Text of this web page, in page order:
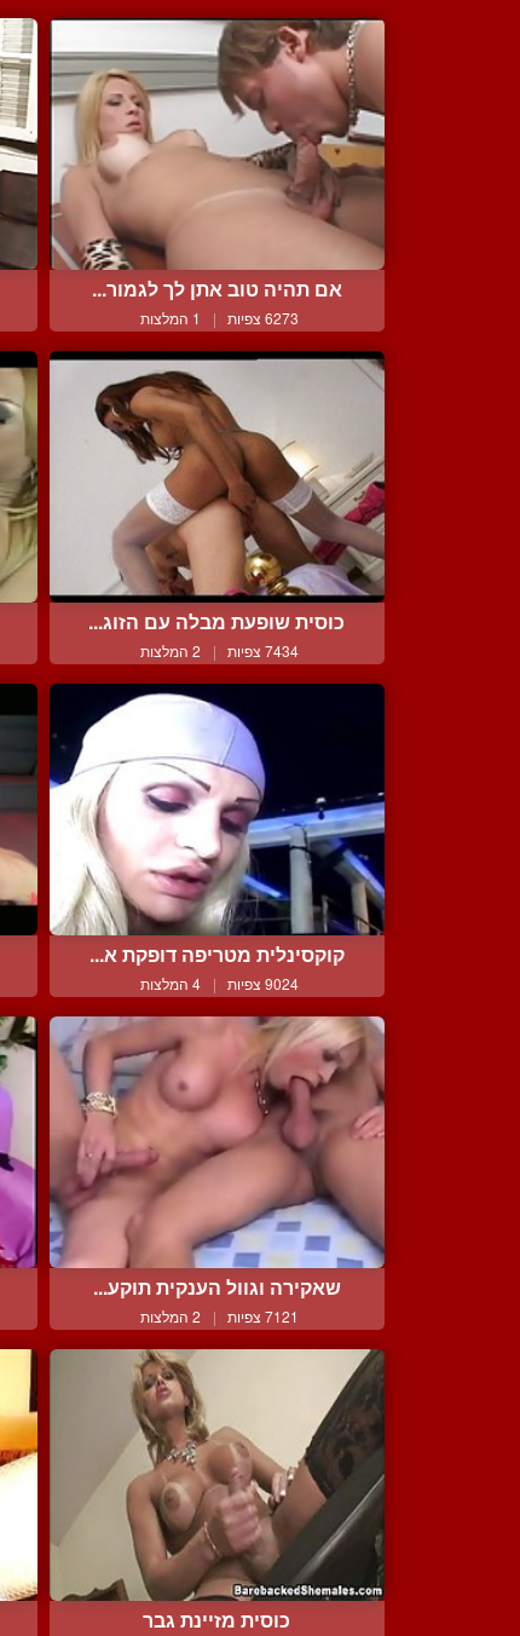
אם תהיה טוב אתן לך לגמור...
6273 צפיות | 1 המלצות
כוסית שופעת מבלה עם הזוג...
7434 צפיות | 2 המלצות
קוקסינלית מטריפה דופקת א...
9024 צפיות | 4 המלצות
שאקירה וגוול הענקית תוקע...
7121 צפיות | 2 המלצות
כוסית מזיינת גבר